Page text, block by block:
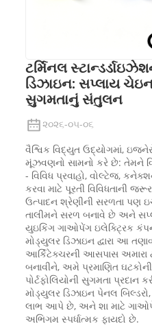
ટર્મિનલ
ડિઝાઇન: સપ્લાય ચેઇન
સુગમતાનું સંતુલન
૨૦૨૬-૦૫-૦૬
વૈશ્વિક વિદ્યુત ઉદ્યોગમાં,
મૂંઝવણનો સામનો કરે છે: તેમને
- વિવિધ પ્રવાહો, વોલ્ટેજ,
કરવા માટે પૂરતી વિવિધતાની
ઉત્પાદન શ્રેણીની સરળતા પણ
તાલીમને સરળ બનાવે છે અને
યુઇકિંગ ગાઓપેંગ ઇલેક્ટ્રિક
મોડ્યુલર ડિઝાઇન દ્વારા આ
આર્કિટેક્ચરની આસપાસ
બનાવીને, અમે પ્રમાણિત ઘટકોની
પોર્ટફોલિયોની સુગમતા
મોડ્યુલર ડિઝાઇન પેનલ
લાભ આપે છે, અને શા માટે
અભિગમ સ્પર્ધાત્મક ફાયદો છે.